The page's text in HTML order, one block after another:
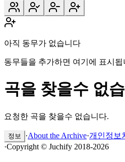
아직 동무가 없습니다
동무들을 추가하면 여기에 표시됩
곡을 찾을수 없
요청한 곡을 찾을수 없습니다.
정보 ·About the Archive·개인정보
·Copyright © Juchify 2018-2026